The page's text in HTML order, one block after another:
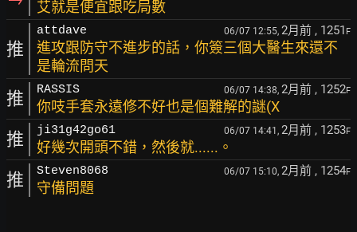
艾就是便宜跟吃局數
推
attdave 06/07 12:55, 2月前 , 1251 F
進攻跟防守不進步的話，你簽三個大醫生來還不
是輪流問天
推 RASSIS 06/07 14:38, 2月前 , 1252F
你吱手套永遠修不好也是個難解的謎(X
推 ji31g42go61 06/07 14:41, 2月前 , 1253F
好幾次開頭不錯，然後就......。
推 Steven8068 06/07 15:10, 2月前 , 1254F
守備問題